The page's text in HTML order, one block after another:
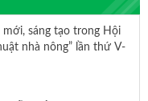
sáng tạo trong Hội
nhà nông” lần thứ V-